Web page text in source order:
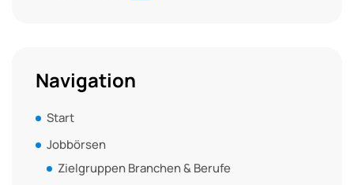
Navigation
Start
Jobbörsen
Zielgruppen Branchen & Berufe